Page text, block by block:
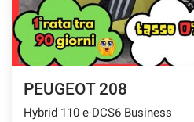
PEUGEOT 208
Hybrid 110 e-DCS6 Business